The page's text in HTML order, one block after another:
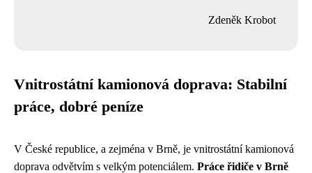
Zdeněk Krobot
Vnitrostátní kamionová doprava: Stabilní
práce, dobré peníze
V České republice, a zejména v Brně, je vnitrostátní kamionová
doprava odvětvím s velkým potenciálem. Práce řidiče v Brně